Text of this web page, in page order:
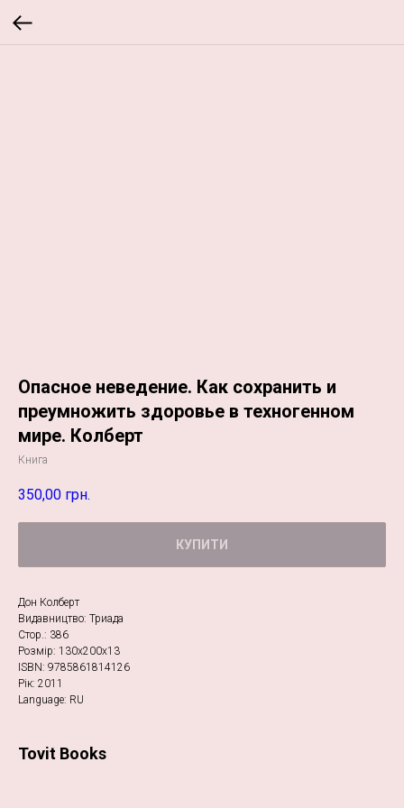
Опасное неведение. Как сохранить и
преумножить здоровье в техногенном
мире. Колберт
Книга
350,00 грн.
КУПИТИ
Дон Колберт
Видавництво: Триада
Стор.: 386
Розмір: 130х200х13
ISBN: 9785861814126
Рік: 2011
Language: RU
Tovit Books